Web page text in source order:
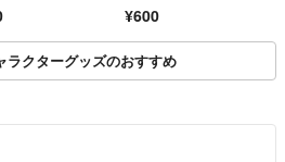
¥600
ラクターグッズのおすすめ